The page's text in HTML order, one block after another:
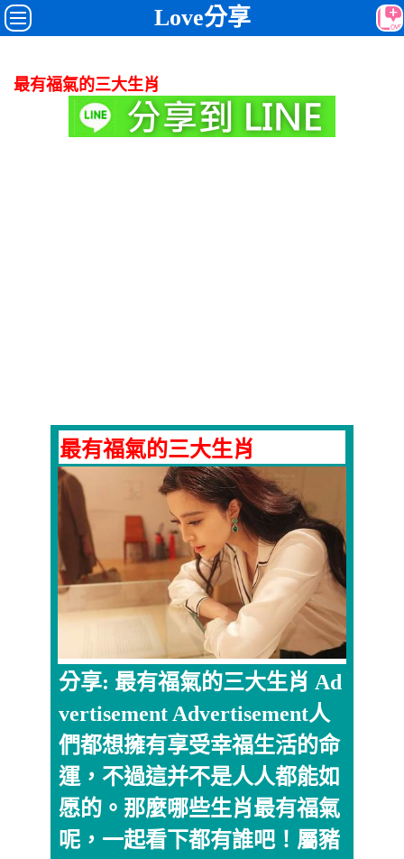
Love分享
最有福氣的三大生肖
最有福氣的三大生肖
分享: 最有福氣的三大生肖 Ad
vertisement Advertisement人
們都想擁有享受幸福生活的命
運，不過這并不是人人都能如
愿的。那麼哪些生肖最有福氣
呢，一起看下都有誰吧！屬豬